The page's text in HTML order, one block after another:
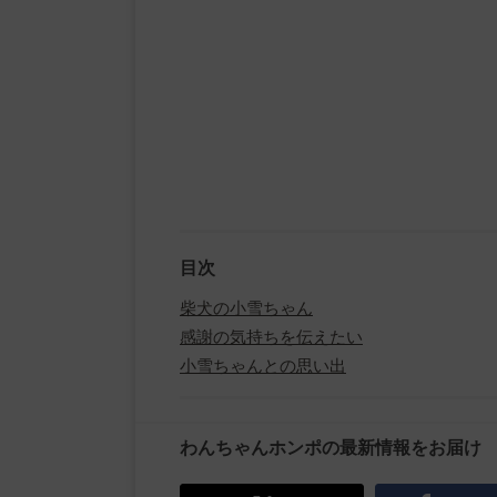
目次
柴犬の小雪ちゃん
感謝の気持ちを伝えたい
小雪ちゃんとの思い出
わんちゃんホンポの最新情報をお届け